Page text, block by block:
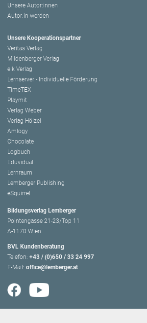
Unsere Autor:innen
Autor:in werden
Unsere Kooperationspartner
Veritas Verlag
Mildenberger Verlag
elk Verlag
Lernserver - Individuelle Förderung
TimeTEX
Playmit
Verlag Weber
Verlag Hölzel
Amlogy
Chocolate
Logbuch
Eduvidual
Lernraum
Lemberger Publishing
eSquirrel
Bildungsverlag Lemberger
Pointengasse 21-23/Top 11
A-1170 Wien
BVL Kundenberatung
Telefon: +43 / (0)650 / 33 24 997
E-Mail: office@lemberger.at